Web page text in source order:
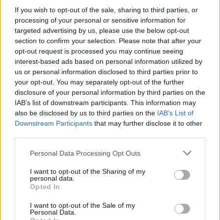
If you wish to opt-out of the sale, sharing to third parties, or
processing of your personal or sensitive information for
targeted advertising by us, please use the below opt-out
section to confirm your selection. Please note that after your
opt-out request is processed you may continue seeing
interest-based ads based on personal information utilized by
us or personal information disclosed to third parties prior to
your opt-out. You may separately opt-out of the further
disclosure of your personal information by third parties on the
IAB’s list of downstream participants. This information may
also be disclosed by us to third parties on the IAB’s List of
Downstream Participants that may further disclose it to other
Please note that this website/app uses one or more Google
not limited to your visit or usage behaviour. You may click to
grant or deny consent to Google and its third-party tags to
use your data for below specified purposes in below Google
consent section.
Personal Data Processing Opt Outs
I want to opt-out of the Sharing of my
personal data.
Opted In
I want to opt-out of the Sale of my
Personal Data.
συζύγων τους, ενισχύοντας σημαντικά την παρουσία τους
στις επιχειρηματικές ελίτ.
Περισσότερες από 12 γυναίκες μεταξύ των 500
πλουσιότερων ανθρώπων στον κόσμο έχουν γίνει
δισεκατομμυριούχοι μετά τον θάνατο του συζύγου τους,
που αποτελεί νούμερο - ρεκόρ.